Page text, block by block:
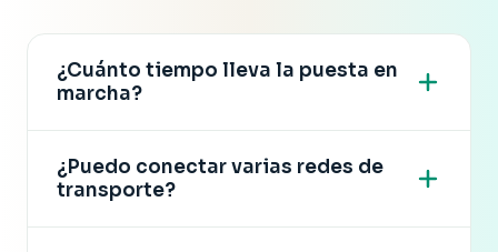
¿Cuánto tiempo lleva la puesta en
marcha?
es rápida: das de alta tu agencia, cargas tus
clientes y tarifas, y empiezas a operar y
facturar. La operativa arranca desde el primer
¿Puedo conectar varias redes de
transporte?